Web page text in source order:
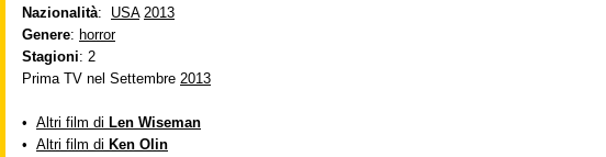
Nazionalità: USA 2013
Genere: horror
Stagioni: 2
Prima TV nel Settembre 2013
• Altri film di Len Wiseman
• Altri film di Ken Olin